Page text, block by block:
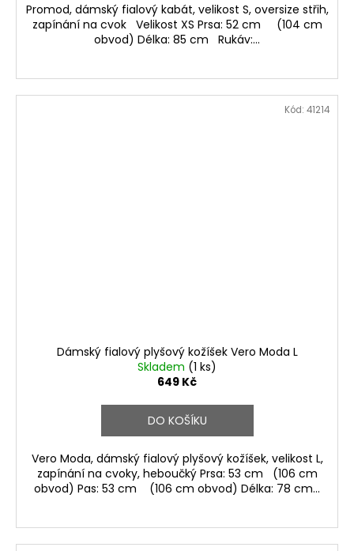
Promod, dámský fialový kabát, velikost S, oversize střih,
zapínání na cvok Velikost XS Prsa: 52 cm (104 cm
obvod) Délka: 85 cm Rukáv:...
Dámský fialový plyšový kožíšek Vero Moda L
Skladem (1 ks)
649 Kč
DO KOŠÍKU
Vero Moda, dámský fialový plyšový kožíšek, velikost L,
zapínání na cvoky, heboučký Prsa: 53 cm (106 cm
obvod) Pas: 53 cm (106 cm obvod) Délka: 78 cm...
Kód: 41214